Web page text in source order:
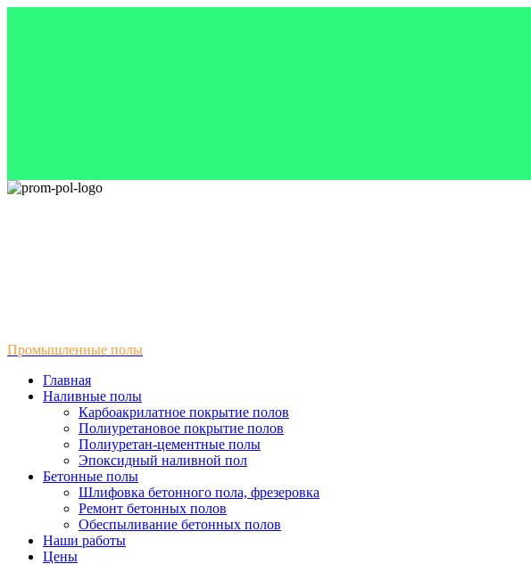
Промышленные полы
Главная
Наливные полы
Карбоакрилатное покрытие полов
Полиуретановое покрытие полов
Полиуретан-цементные полы
Эпоксидный наливной пол
Бетонные полы
Шлифовка бетонного пола, фрезеровка
Ремонт бетонных полов
Обеспыливание бетонных полов
Наши работы
Цены